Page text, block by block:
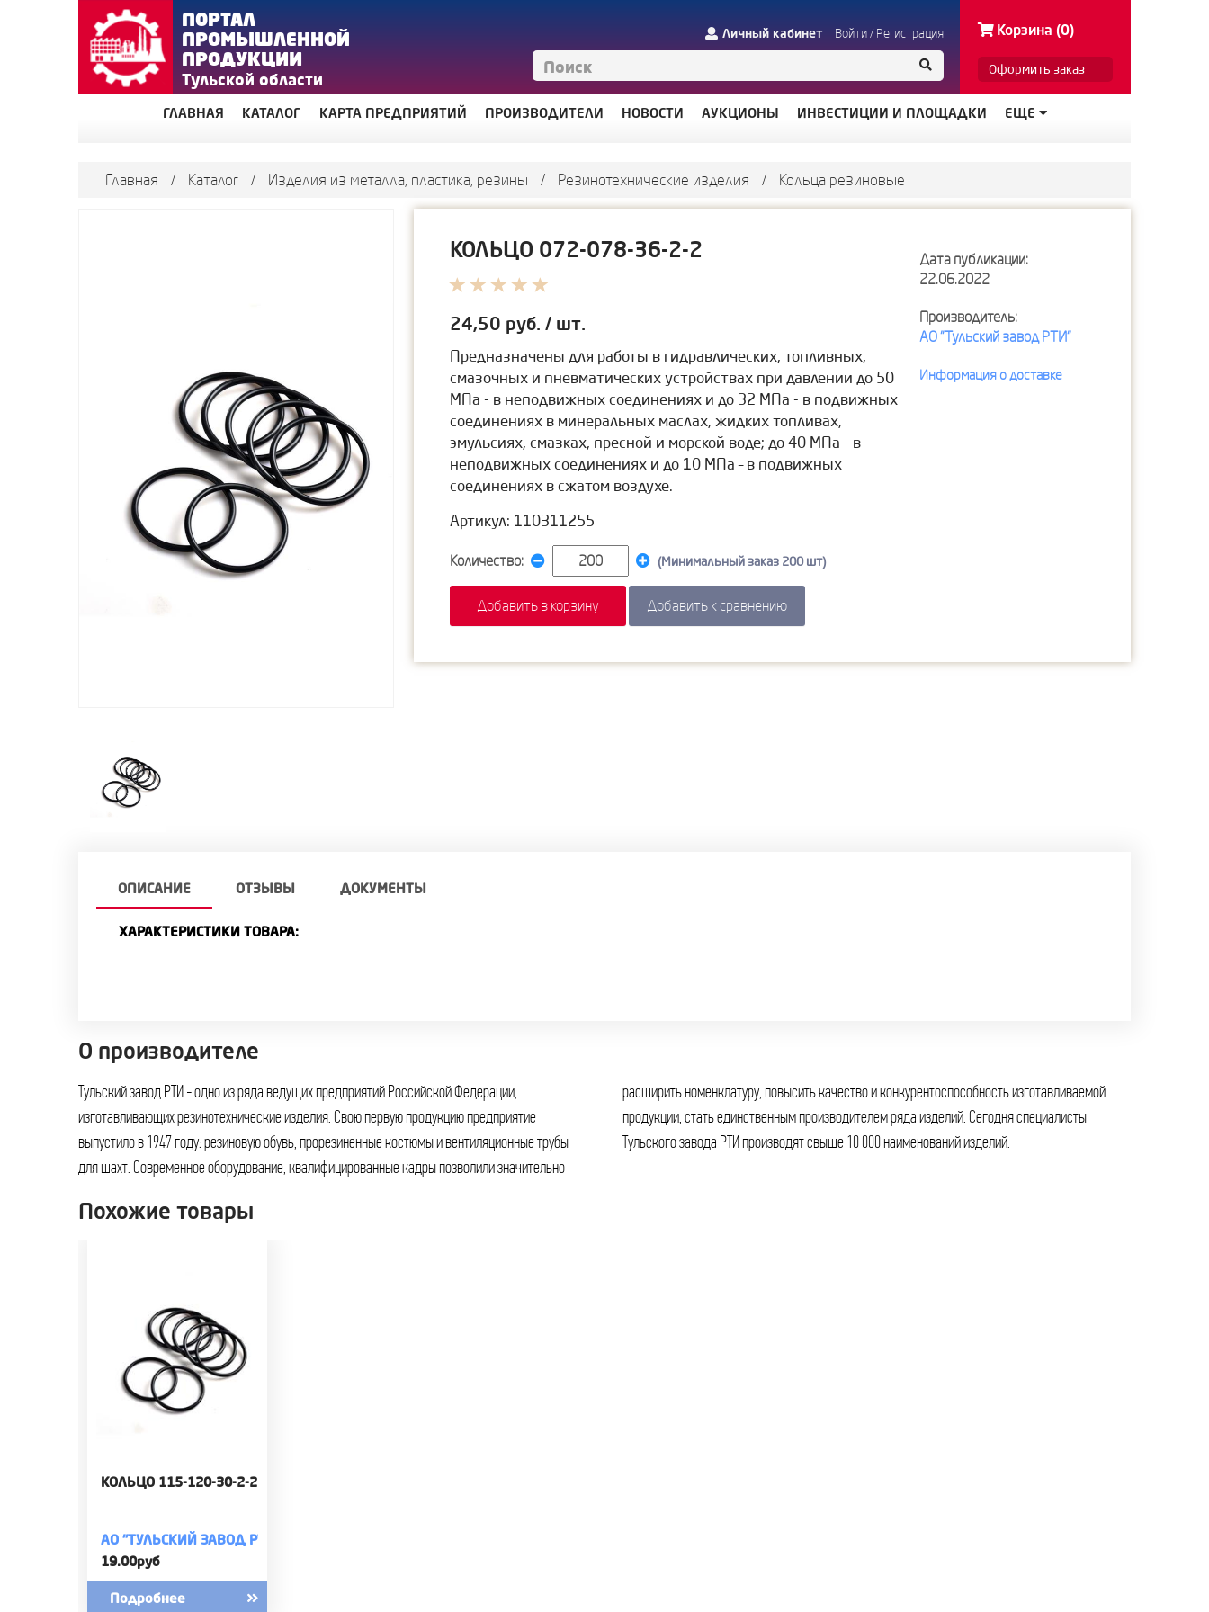
ПОРТАЛ
ПРОМЫШЛЕННОЙ
ПРОДУКЦИИ
Тульской области
Личный кабинет Войти/ Регистрация Корзина (0)
Оформить заказ
ГЛАВНАЯ КАТАЛОГ КАРТА ПРЕДПРИЯТИЙ ПРОИЗВОДИТЕЛИ НОВОСТИ АУКЦИОНЫ ИНВЕСТИЦИИ И ПЛОЩАДКИ ЕЩЕ
Главная / Каталог / Изделия из металла, пластика, резины / Резинотехнические изделия / Кольца резиновые
КОЛЬЦО 072-078-36-2-2
24,50 руб. / шт.
Предназначены для работы в гидравлических, топливных,
смазочных и пневматических устройствах при давлении до 50
МПа - в неподвижных соединениях и до 32 МПа - в подвижных
соединениях в минеральных маслах, жидких топливах,
эмульсиях, смазках, пресной и морской воде; до 40 МПа - в
неподвижных соединениях и до 10 МПа – в подвижных
соединениях в сжатом воздухе.
Артикул: 110311255
Количество: (Минимальный заказ 200 шт)
Добавить в корзину Добавить к сравнению
Дата публикации:
22.06.2022
Производитель:
АО "Тульский завод РТИ"
Информация о доставке
ОПИСАНИЕ ОТЗЫВЫ ДОКУМЕНТЫ
ХАРАКТЕРИСТИКИ ТОВАРА:
О производителе
Тульский завод РТИ - одно из ряда ведущих предприятий Российской Федерации,
изготавливающих резинотехнические изделия. Свою первую продукцию предприятие
выпустило в 1947 году: резиновую обувь, прорезиненные костюмы и вентиляционные трубы
для шахт. Современное оборудование, квалифицированные кадры позволили значительно
расширить номенклатуру, повысить качество и конкурентоспособность изготавливаемой
продукции, стать единственным производителем ряда изделий. Сегодня специалисты
Тульского завода РТИ производят свыше 10 000 наименований изделий.
Похожие товары
КОЛЬЦО 115-120-30-2-2
АО "ТУЛЬСКИЙ ЗАВОД РТИ"
19.00руб
Подробнее